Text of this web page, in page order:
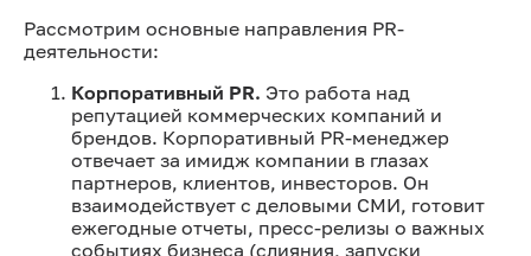
Рассмотрим основные направления PR-
деятельности:
Корпоративный PR. Это работа над
репутацией коммерческих компаний и
брендов. Корпоративный PR-менеджер
отвечает за имидж компании в глазах
партнеров, клиентов, инвесторов. Он
взаимодействует с деловыми СМИ, готовит
ежегодные отчеты, пресс-релизы о важных
событиях бизнеса (слияния, запуски